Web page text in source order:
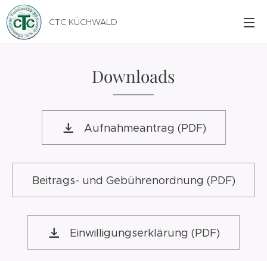
CTC KÜCHWALD
Downloads
Aufnahmeantrag (PDF)
Beitrags- und Gebührenordnung (PDF)
Einwilligungserklärung (PDF)